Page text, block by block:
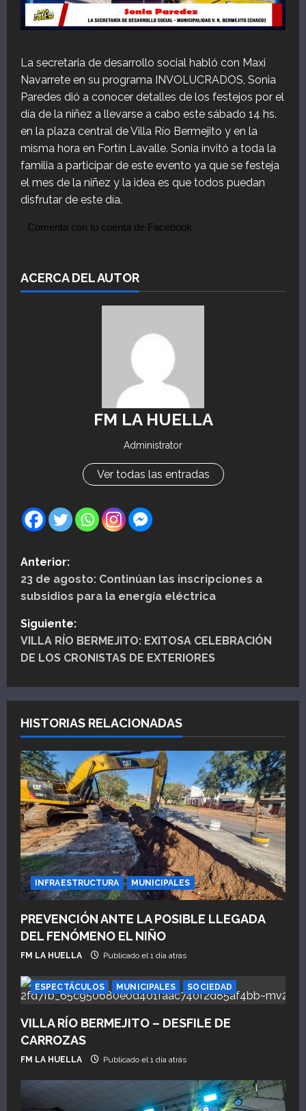
La secretaria de desarrollo social habló con Maxi
Navarrete en su programa INVOLUCRADOS, Sonia
Paredes dió a conocer detalles de los festejos por el
día de la niñez a llevarse a cabo este sábado 14 hs.
en la plaza central de Villa Río Bermejito y en la
misma hora en Fortín Lavalle. Sonia invitó a toda la
familia a participar de este evento ya que se festeja
el mes de la niñez y la idea es que todos puedan
disfrutar de este día.
Comenta con tu cuenta de Facebook
ACERCA DEL AUTOR
FM LA HUELLA
Administrator
Ver todas las entradas
N
a
v
e
a
c
i
ó
n
d
e
e
n
t
r
a
d
a
s
Anterior:
23 de agosto: Continúan las inscripciones a
subsidios para la energía eléctrica
Siguiente:
VILLA RÍO BERMEJITO: EXITOSA CELEBRACIÓN
DE LOS CRONISTAS DE EXTERIORES
HISTORIAS RELACIONADAS
INFRAESTRUCTURA MUNICIPALES
PREVENCIÓN ANTE LA POSIBLE LLEGADA
DEL FENÓMENO EL NIÑO
FM LA HUELLA Publicado el 1 día atrás
ESPECTÁCULOS MUNICIPALES SOCIEDAD
VILLA RÍO BERMEJITO – DESFILE DE
CARROZAS
FM LA HUELLA Publicado el 1 día atrás